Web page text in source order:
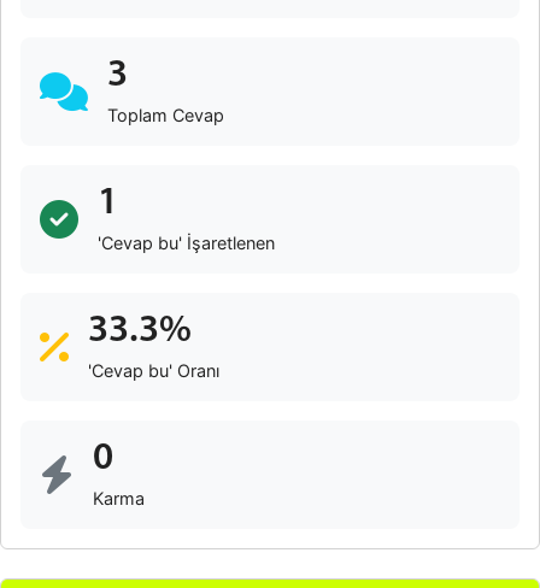
3
Toplam Cevap
1
'Cevap bu' İşaretlenen
33.3%
'Cevap bu' Oranı
0
Karma